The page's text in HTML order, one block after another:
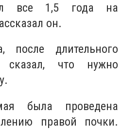
все 1,5 года на
он.
после длительного
сказал, что нужно
была проведена
правой почки.